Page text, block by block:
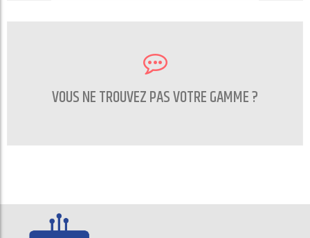
VOUS NE TROUVEZ PAS VOTRE GAMME ?
CONTACTEZ NOUS